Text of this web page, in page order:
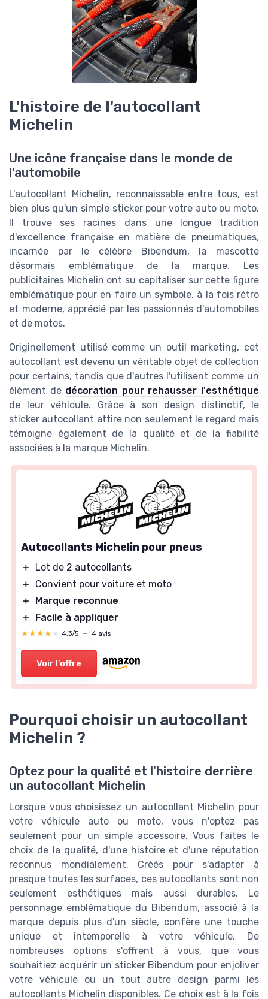
L'histoire de l'autocollant
Michelin
Une icône française dans le monde de
l'automobile
L'autocollant Michelin, reconnaissable entre tous, est
bien plus qu'un simple sticker pour votre auto ou moto.
Il trouve ses racines dans une longue tradition
d'excellence française en matière de pneumatiques,
incarnée par le célèbre Bibendum, la mascotte
désormais emblématique de la marque. Les
publicitaires Michelin ont su capitaliser sur cette figure
emblématique pour en faire un symbole, à la fois rétro
et moderne, apprécié par les passionnés d'automobiles
et de motos.
Originellement utilisé comme un outil marketing, cet
autocollant est devenu un véritable objet de collection
pour certains, tandis que d'autres l'utilisent comme un
élément de décoration pour rehausser l'esthétique
de leur véhicule. Grâce à son design distinctif, le
sticker autocollant attire non seulement le regard mais
témoigne également de la qualité et de la fiabilité
associées à la marque Michelin.
Autocollants Michelin pour pneus
＋
Lot de 2 autocollants
＋
Convient pour voiture et moto
＋
Marque reconnue
＋
Facile à appliquer
★★★★★
★★★★★ 4,3/5 — 4 avis
Voir l'offre
Pourquoi choisir un autocollant
Michelin ?
Optez pour la qualité et l'histoire derrière
un autocollant Michelin
Lorsque vous choisissez un autocollant Michelin pour
votre véhicule auto ou moto, vous n'optez pas
seulement pour un simple accessoire. Vous faites le
choix de la qualité, d'une histoire et d'une réputation
reconnus mondialement. Créés pour s'adapter à
presque toutes les surfaces, ces autocollants sont non
seulement esthétiques mais aussi durables. Le
personnage emblématique du Bibendum, associé à la
marque depuis plus d'un siècle, confère une touche
unique et intemporelle à votre véhicule. De
nombreuses options s'offrent à vous, que vous
souhaitiez acquérir un sticker Bibendum pour enjoliver
votre véhicule ou un tout autre design parmi les
autocollants Michelin disponibles. Ce choix est à la fois